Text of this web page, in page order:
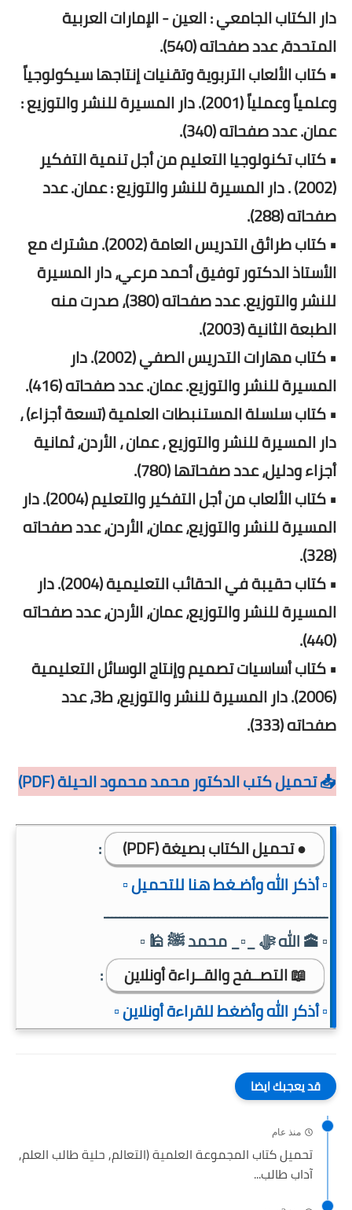
دار الكتاب الجامعي : العين - الإمارات العربية
المتحدة، عدد صفحاته (540).
• كتاب الألعاب التربوية وتقنيات إنتاجها سيكولوجياً
وعلمياً وعملياً (2001). دار المسيرة للنشر والتوزيع :
عمان. عدد صفحاته (340).
• كتاب تكنولوجيا التعليم من أجل تنمية التفكير
(2002) . دار المسيرة للنشر والتوزيع : عمان. عدد
صفحاته (288).
• كتاب طرائق التدريس العامة (2002). مشترك مع
الأستاذ الدكتور توفيق أحمد مرعي، دار المسيرة
للنشر والتوزيع. عدد صفحاته (380)، صدرت منه
الطبعة الثانية (2003).
• كتاب مهارات التدريس الصفي (2002). دار
المسيرة للنشر والتوزيع. عمان. عدد صفحاته (416).
• كتاب سلسلة المستنبطات العلمية (تسعة أجزاء) ،
دار المسيرة للنشر والتوزيع ، عمان ، الأردن، ثمانية
أجزاء ودليل، عدد صفحاتها (780).
• كتاب الألعاب من أجل التفكير والتعليم (2004). دار
المسيرة للنشر والتوزيع، عمان، الأردن، عدد صفحاته
(328).
• كتاب حقيبة في الحقائب التعليمية (2004). دار
المسيرة للنشر والتوزيع، عمان، الأردن، عدد صفحاته
(440).
• كتاب أساسيات تصميم وإنتاج الوسائل التعليمية
(2006). دار المسيرة للنشر والتوزيع، ط3، عدد
صفحاته (333).
📥 تحميل كتب الدكتور محمد محمود الحيلة (PDF)
● تحميل الكتاب بصيغة (PDF)
:
▫️ أذكر الله وأضـغط هنا للتحميل ▫️
ـــــــــــــــــــــــــــــــــــــــــــــــــــــــــ
▫️ 🕋 الله ﷻ _▫️_ محمد ﷺ 🕌 ▫️
📖 التصــفح والقــراءة أونلاين
:
▫️ أذكر الله وأضغط للقراءة أونلاين ▫️
قد يعجبك ايضا
منذ عام
تحميل كتاب المجموعة العلمية (التعالم, حلية طالب العلم,
آداب طالب...